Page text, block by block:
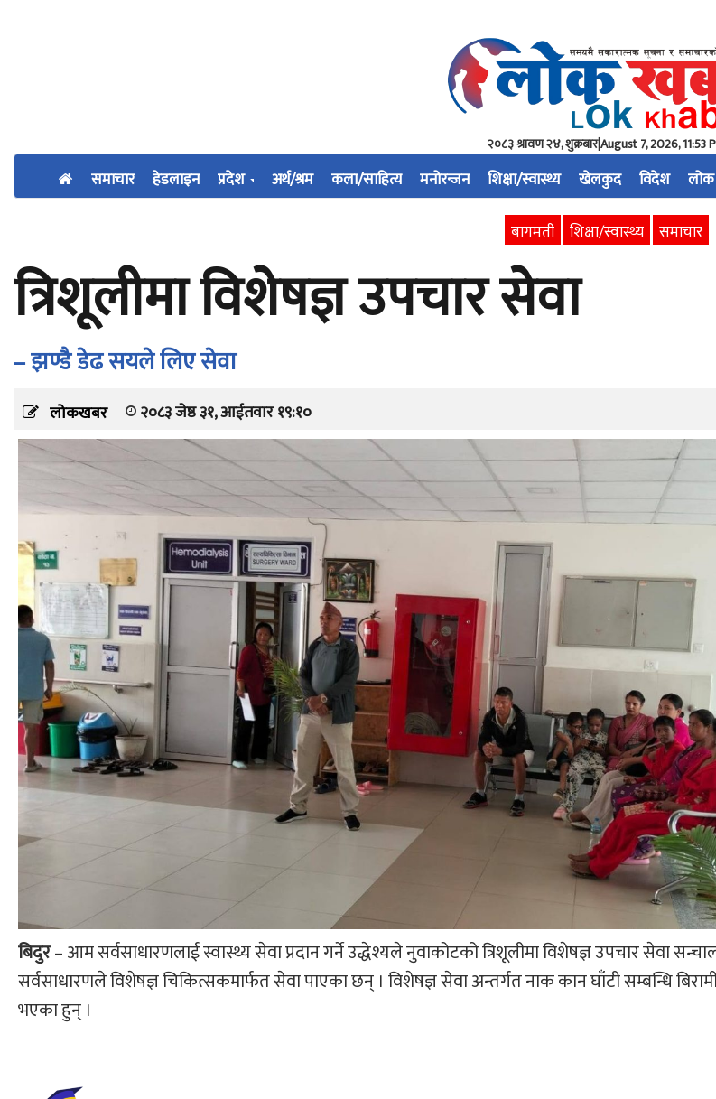
२०८३ श्रावण २४, शुक्रबार|August 7, 2026, 11:53
समाचार हेडलाइन प्रदेश अर्थ/श्रम कला/साहित्य मनोरन्जन शिक्षा/स्वास्थ्य खेलकुद विदेश लोक
बागमती शिक्षा/स्वास्थ्य समाचार
त्रिशूलीमा विशेषज्ञ उपचार सेवा
– झण्डै डेढ सयले लिए सेवा
लोकखबर २०८३ जेष्ठ ३१, आईतवार १९:१०
बिदुर– आम सर्वसाधारणलाई स्वास्थ्य सेवा प्रदान गर्ने उद्धेश्यले नुवाकोटको त्रिशूलीमा विशेषज्ञ उपचार सेवा
सर्वसाधारणले विशेषज्ञ चिकित्सकमार्फत सेवा पाएका छन् । विशेषज्ञ सेवा अन्तर्गत नाक कान घाँटी सम्बन्धि
भएका हुन् ।